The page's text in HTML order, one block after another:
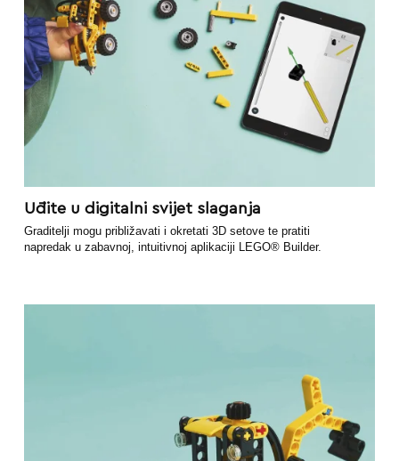
Uđite u digitalni svijet slaganja
Graditelji mogu približavati i okretati 3D setove te pratiti
napredak u zabavnoj, intuitivnoj aplikaciji LEGO® Builder.